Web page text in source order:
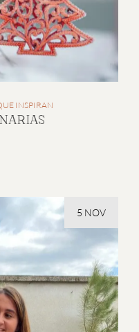
INSPIRAN
5 NOV